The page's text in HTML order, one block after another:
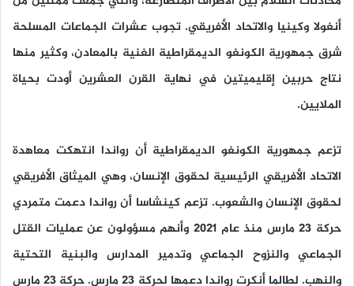
أنغولا وكينيا والاتحاد الأفريقي. تجوب عشرات الجماعات المسلحة
شرق جمهورية الكونغو الديمقراطية الغنية بالمعادن، وكثير منها
نتاج حربين إقليميتين في نهاية القرن العشرين أودت بحياة
الملايين.
تزعم جمهورية الكونغو الديمقراطية أن رواندا انتهكت معاهدة
الاتحاد الأفريقي الرئيسية لحقوق الإنسان، وهي الميثاق الأفريقي
لحقوق الإنسان والشعوب. تزعم كينشاسا أن رواندا دعمت متمردي
حركة 23 مارس منذ عام 2021 وأنهم مسؤولون عن عمليات القتل
الجماعي والنزوح الجماعي وتدمير المدارس والبنية التحتية
والنهب. لطالما أنكرت رواندا دعمها لحركة 23 مارس. حركة 23 مارس